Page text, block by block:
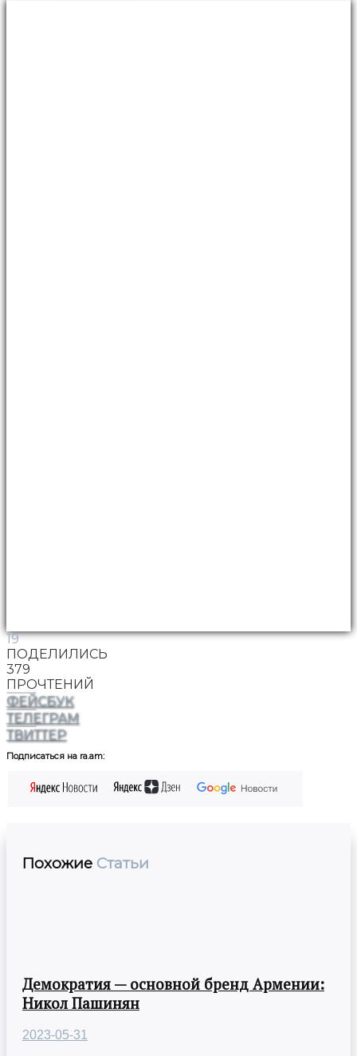
19
ПОДЕЛИЛИСЬ
379
ПРОЧТЕНИЙ
ФЕЙСБУК
ТЕЛЕГРАМ
ТВИТТЕР
Подписаться на ra.am:
Похожие Статьи
Демократия — основной бренд Армении:
Никол Пашинян
2023-05-31